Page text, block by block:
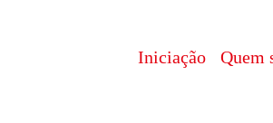
Iniciação Quem